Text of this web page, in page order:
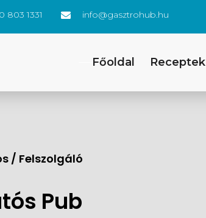
803 1331 info@gasztrohub.hu
Főoldal Receptek
/ Felszolgáló
Pub